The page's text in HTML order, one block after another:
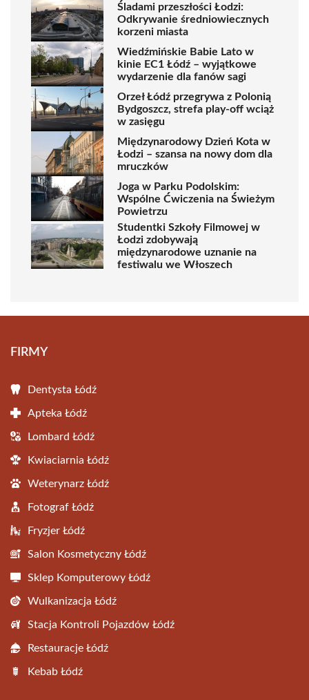
Śladami przeszłości Łodzi:
Odkrywanie średniowiecznych
korzeni miasta
Wiedźmińskie Babie Lato w
kinie EC1 Łódź – wyjątkowe
wydarzenie dla fanów sagi
Orzeł Łódź przegrywa z Polonią
Bydgoszcz, strefa play-off wciąż
w zasięgu
Międzynarodowy Dzień Kota w
Łodzi – szansa na nowy dom dla
mruczków
Joga w Parku Podolskim:
Wspólne Ćwiczenia na Świeżym
Powietrzu
Studentki Szkoły Filmowej w
Łodzi zdobywają
międzynarodowe uznanie na
festiwalu we Włoszech
FIRMY
Dentysta Łódź
Apteka Łódź
Lombard Łódź
Kwiaciarnia Łódź
Weterynarz Łódź
Fotograf Łódź
Fryzjer Łódź
Salon Kosmetyczny Łódź
Sklep Komputerowy Łódź
Wulkanizacja Łódź
Stacja Kontroli Pojazdów Łódź
Restauracje Łódź
Kebab Łódź